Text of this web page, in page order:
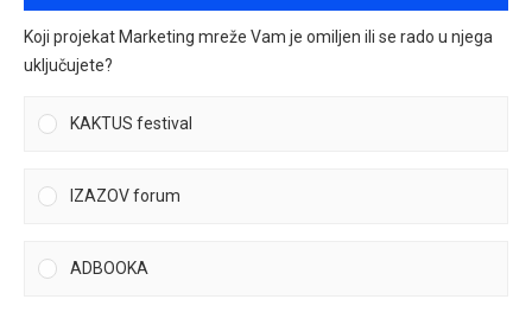
Koji projekat Marketing mreže Vam je omiljen ili se rado u njega
uključujete?
KAKTUS festival
IZAZOV forum
ADBOOKA